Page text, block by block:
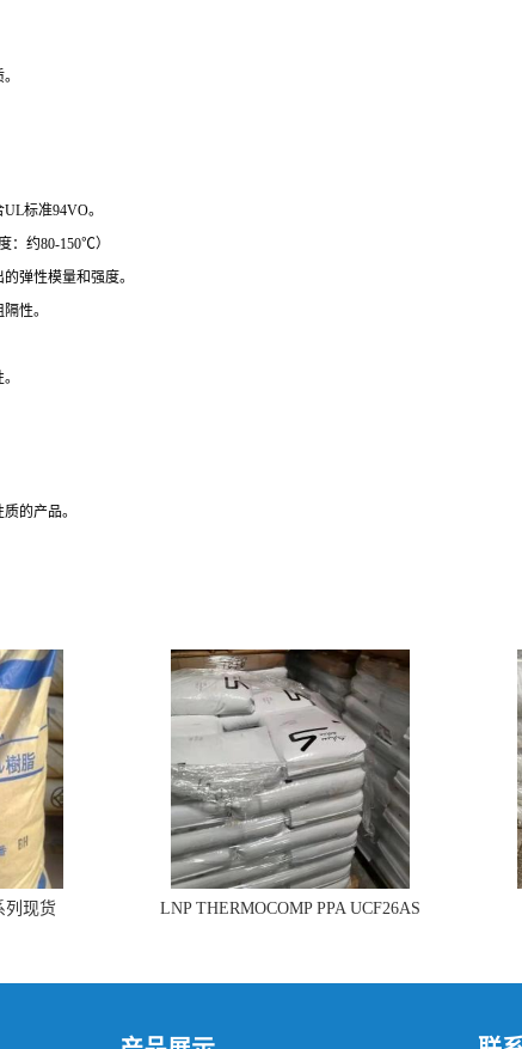
标准94VO。
：约80-150℃）
弹性模量和强度。
性。
的产品。
列现货 LNP THERMOCOMP PPA UCF26AS